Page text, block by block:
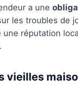
a une
les troubles de
une réputation
vieilles